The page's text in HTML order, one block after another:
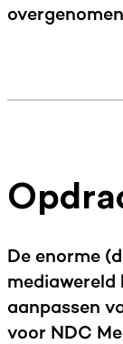
De enorme
aanpassen
voor NDC